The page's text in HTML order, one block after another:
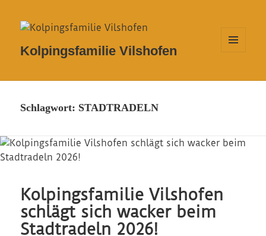
Kolpingsfamilie Vilshofen
Schlagwort: STADTRADELN
Kolpingsfamilie Vilshofen
schlägt sich wacker beim
Stadtradeln 2026!